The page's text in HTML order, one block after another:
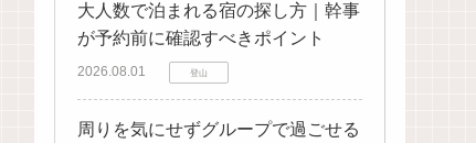
大人数で泊まれる宿の探し方｜幹事
が予約前に確認すべきポイント
2026.08.01 登山
周りを気にせずグループで過ごせる